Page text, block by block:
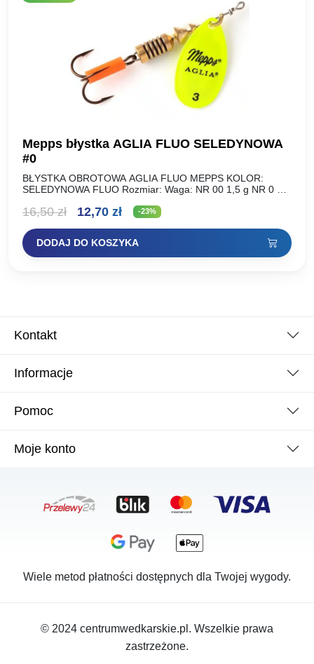
Mepps błystka AGLIA FLUO SELEDYNOWA
#0
BŁYSTKA OBROTOWA AGLIA FLUO MEPPS KOLOR:
SELEDYNOWA FLUO Rozmiar: Waga: NR 00 1,5 g NR 0 2,5
16,50zł
Pierwotna
cena
wynosiła:
12,70 złAktualna
cena
wynosi:
-23%
DODAJ DO KOSZYKA
Kontakt
Informacje
Pomoc
Moje konto
Wiele metod płatności dostępnych dla Twojej wygody.
© 2024 centrumwedkarskie.pl. Wszelkie prawa
zastrzeżone.